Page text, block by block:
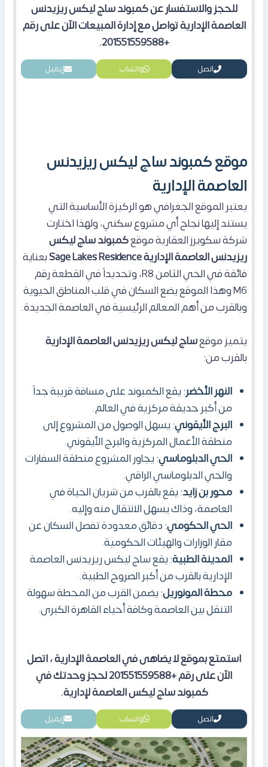
للحجز والاستفسار عن كمبوند ساج ليكس ريزيدنس
العاصمة الإدارية تواصل مع إدارة المبيعات الآن على رقم
+201551559588.
اتصل واتساب إيميل
موقع كمبوند ساج ليكس ريزيدنس
العاصمة الإدارية
​يعتبر الموقع الجغرافي هو الركيزة الأساسية التي
يستند إليها نجاح أي مشروع سكني، ولهذا اختارت
شركة سكويرز العقارية موقعكمبوندساج ليكس
ريزيدنس العاصمة الإداريةSage Lakes Residenceبعناية
فائقة في الحي الثامن R8، وتحديداً في القطعة رقم
M6 وهذا الموقع يضع السكان في قلب المناطق الحيوية
وبالقرب من أهم المعالم الرئيسية في العاصمة الجديدة.
​يتميز موقعساج ليكس ريزيدنس العاصمة الإدارية
بالقرب من:
النهر الأخضر: يقع الكمبوند على مسافة قريبة جداً
من أكبر حديقة مركزية في العالم.
البرج الأيقوني: يسهل الوصول من المشروع إلى
منطقة الأعمال المركزية والبرج الأيقوني.
الحي الدبلوماسي: يجاور المشروع منطقة السفارات
والحي الدبلوماسي الراقي.
محور بن زايد: يقع بالقرب من شريان الحياة في
العاصمة، وذاك يسهل الانتقال منه وإليه.
الحي الحكومي: دقائق معدودة تفصل السكان عن
مقار الوزارات والهيئات الحكومية.
المدينة الطبية: يقع ساج ليكس ريزيدنس العاصمة
الإدارية بالقرب من أكبر الصروح الطبية.
محطة المونوريل: يضمن القرب من المحطة سهولة
التنقل بين العاصمة وكافة أحياء القاهرة الكبرى.
استمتع بموقع لا يضاهى في العاصمة الإدارية، اتصل
الآن على رقم +201551559588 لحجز وحدتك في
كمبوند ساج ليكس العاصمة لإدارية.
اتصل واتساب إيميل